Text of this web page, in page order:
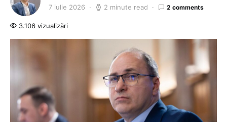
7 iulie 2026 2 minute read 2 comments
3.106 vizualizări